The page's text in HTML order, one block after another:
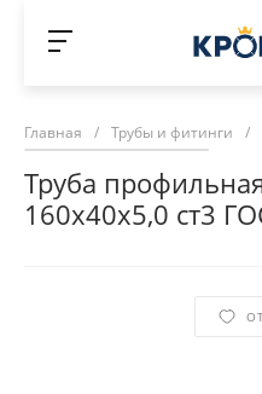
Главная / Трубы и фитинги /
Труба
160х40х5,0 ст3